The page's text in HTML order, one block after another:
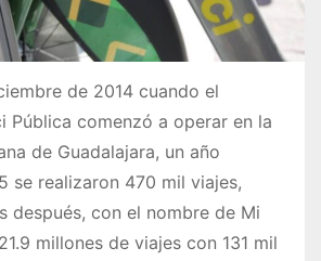
de 2014 cuando el
Pública comenzó a operar en la
de Guadalajara, un año
se realizaron 470 mil viajes,
después, con el nombre de Mi
millones de viajes con 131 mil